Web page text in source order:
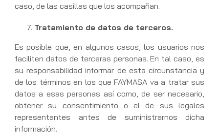
caso, de las casillas que los acompañan.
Tratamiento de datos de terceros.
Es posible que, en algunos casos, los usuarios nos
faciliten datos de terceras personas. En tal caso, es
su responsabilidad informar de esta circunstancia y
de los términos en los que FAYMASA va a tratar sus
datos a esas personas así como, de ser necesario,
obtener su consentimiento o el de sus legales
representantes antes de suministrarnos dicha
información.